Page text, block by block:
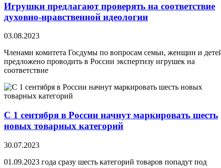
Игрушки предлагают проверять на соответствие
духовно-нравственной идеологии
03.08.2023
Членами комитета Госдумы по вопросам семьи, женщин и
предложено проводить в России экспертизу игрушек на
соответствие
С 1 сентября в России начнут маркировать шесть
новых товарных категорий
30.07.2023
01.09.2023 года сразу шесть категорий товаров попадут под